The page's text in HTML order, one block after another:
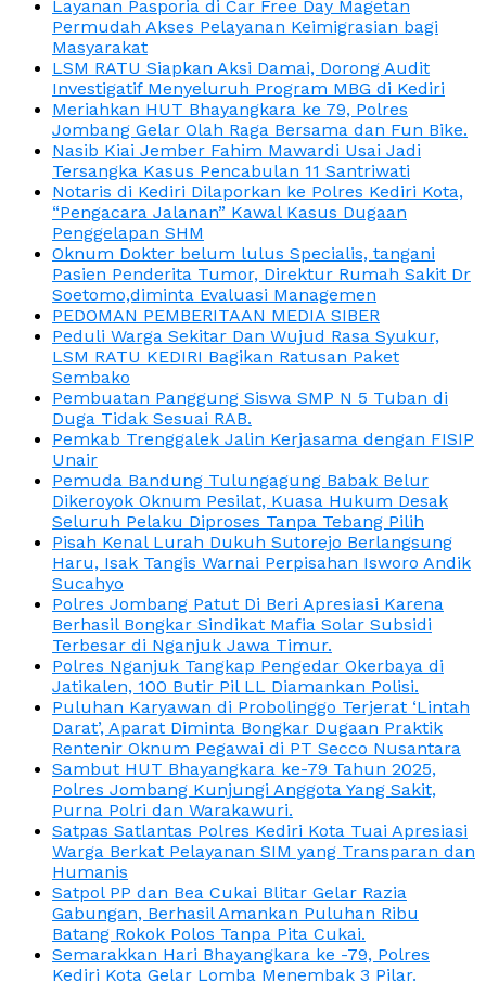
Layanan Pasporia di Car Free Day Magetan
Permudah Akses Pelayanan Keimigrasian bagi
Masyarakat
LSM RATU Siapkan Aksi Damai, Dorong Audit
Investigatif Menyeluruh Program MBG di Kediri
Meriahkan HUT Bhayangkara ke 79, Polres
Jombang Gelar Olah Raga Bersama dan Fun Bike.
Nasib Kiai Jember Fahim Mawardi Usai Jadi
Tersangka Kasus Pencabulan 11 Santriwati
Notaris di Kediri Dilaporkan ke Polres Kediri Kota,
“Pengacara Jalanan” Kawal Kasus Dugaan
Penggelapan SHM
Oknum Dokter belum lulus Specialis, tangani
Pasien Penderita Tumor, Direktur Rumah Sakit Dr
Soetomo,diminta Evaluasi Managemen
PEDOMAN PEMBERITAAN MEDIA SIBER
Peduli Warga Sekitar Dan Wujud Rasa Syukur,
LSM RATU KEDIRI Bagikan Ratusan Paket
Sembako
Pembuatan Panggung Siswa SMP N 5 Tuban di
Duga Tidak Sesuai RAB.
Pemkab Trenggalek Jalin Kerjasama dengan FISIP
Unair
Pemuda Bandung Tulungagung Babak Belur
Dikeroyok Oknum Pesilat, Kuasa Hukum Desak
Seluruh Pelaku Diproses Tanpa Tebang Pilih
Pisah Kenal Lurah Dukuh Sutorejo Berlangsung
Haru, Isak Tangis Warnai Perpisahan Isworo Andik
Sucahyo
Polres Jombang Patut Di Beri Apresiasi Karena
Berhasil Bongkar Sindikat Mafia Solar Subsidi
Terbesar di Nganjuk Jawa Timur.
Polres Nganjuk Tangkap Pengedar Okerbaya di
Jatikalen, 100 Butir Pil LL Diamankan Polisi.
Puluhan Karyawan di Probolinggo Terjerat ‘Lintah
Darat’, Aparat Diminta Bongkar Dugaan Praktik
Rentenir Oknum Pegawai di PT Secco Nusantara
Sambut HUT Bhayangkara ke-79 Tahun 2025,
Polres Jombang Kunjungi Anggota Yang Sakit,
Purna Polri dan Warakawuri.
Satpas Satlantas Polres Kediri Kota Tuai Apresiasi
Warga Berkat Pelayanan SIM yang Transparan dan
Humanis
Satpol PP dan Bea Cukai Blitar Gelar Razia
Gabungan, Berhasil Amankan Puluhan Ribu
Batang Rokok Polos Tanpa Pita Cukai.
Semarakkan Hari Bhayangkara ke -79, Polres
Kediri Kota Gelar Lomba Menembak 3 Pilar.